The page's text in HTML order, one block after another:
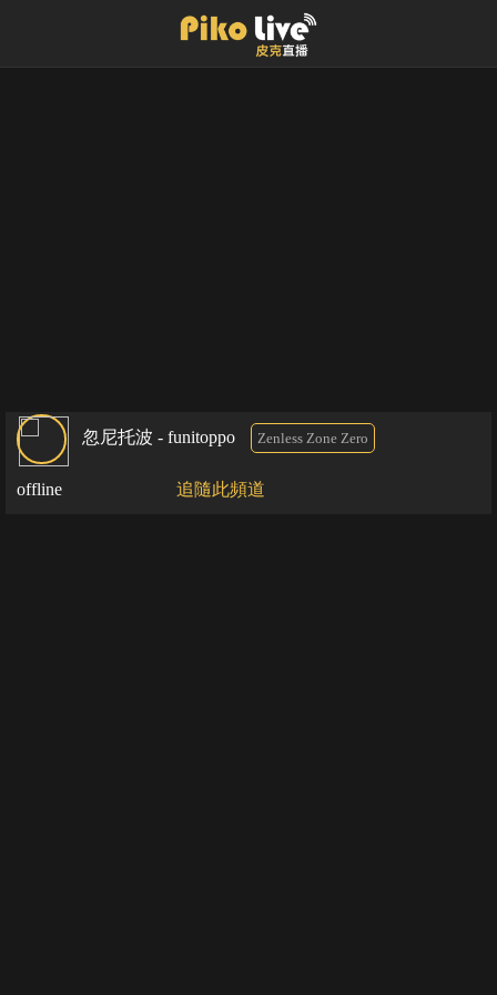
忽尼托波 - funitoppo Zenless Zone Zero
offline 追隨此頻道